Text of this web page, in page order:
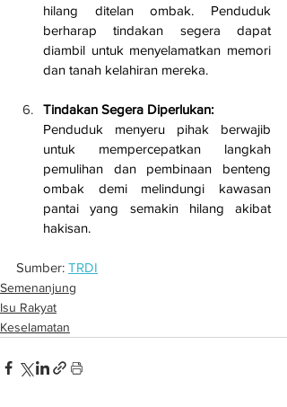
hilang ditelan ombak. Penduduk
berharap tindakan segera dapat
diambil untuk menyelamatkan memori
dan tanah kelahiran mereka.
Tindakan Segera Diperlukan:
Penduduk menyeru pihak berwajib
untuk mempercepatkan langkah
pemulihan dan pembinaan benteng
ombak demi melindungi kawasan
pantai yang semakin hilang akibat
hakisan.
Sumber: TRDI
Semenanjung
Isu Rakyat
Keselamatan